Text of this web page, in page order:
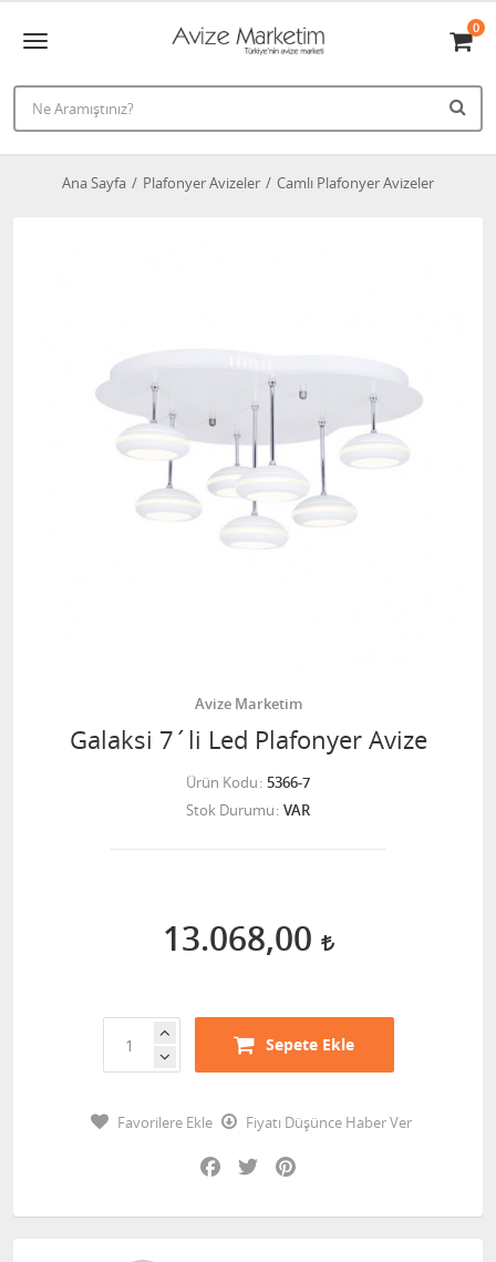
0
Ana Sayfa Plafonyer Avizeler Camlı Plafonyer Avizeler
Avize Marketim
Galaksi 7´li Led Plafonyer Avize
Ürün Kodu 5366-7
Stok Durumu VAR
13.068,00
Sepete Ekle
Favorilere Ekle
Fiyatı Düşünce Haber Ver
Facebook
Twitter